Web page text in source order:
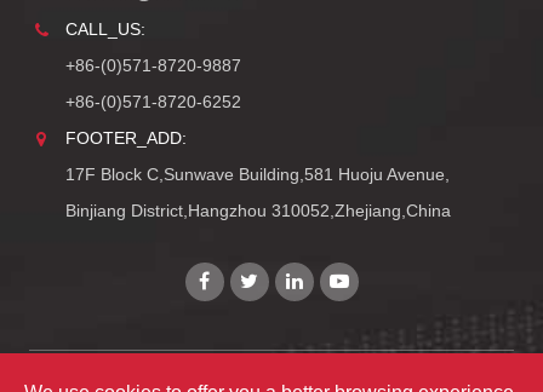
CALL_US:
+86-(0)571-8720-9887
+86-(0)571-8720-6252
FOOTER_ADD:
17F Block C,Sunwave Building,581 Huoju Avenue,
Binjiang District,Hangzhou 310052,Zhejiang,China